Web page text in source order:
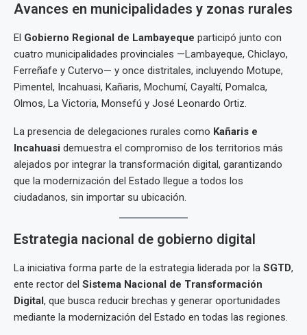
Avances en municipalidades y zonas rurales
El Gobierno Regional de Lambayeque participó junto con
cuatro municipalidades provinciales —Lambayeque, Chiclayo,
Ferreñafe y Cutervo— y once distritales, incluyendo Motupe,
Pimentel, Incahuasi, Kañaris, Mochumí, Cayaltí, Pomalca,
Olmos, La Victoria, Monsefú y José Leonardo Ortiz.
La presencia de delegaciones rurales como Kañaris e
Incahuasi demuestra el compromiso de los territorios más
alejados por integrar la transformación digital, garantizando
que la modernización del Estado llegue a todos los
ciudadanos, sin importar su ubicación.
Estrategia nacional de gobierno digital
La iniciativa forma parte de la estrategia liderada por la SGTD,
ente rector del Sistema Nacional de Transformación
Digital, que busca reducir brechas y generar oportunidades
mediante la modernización del Estado en todas las regiones.